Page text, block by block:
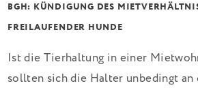
BGH: KÜNDIGUNG DES
FREILAUFENDER HUNDE
Ist die Tierhaltung in einer
sollten sich die Halter unbedingt an